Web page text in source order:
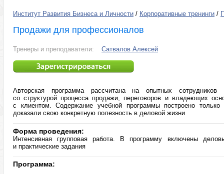
Институт Развития Бизнеса и Личности / Корпоративные тренинги /
Продажи для профессионалов
Тренеры и преподаватели: Сатвалов Алексей
Авторская программа рассчитана на опытных
со структурой процесса продажи, переговоров и владеющих
с клиентом. Содержание учебной программы построено
доказали свою конкретную полезность в деловой жизни
Форма проведения:
Интенсивная групповая работа. В программу включены
и практические задания
Программа: